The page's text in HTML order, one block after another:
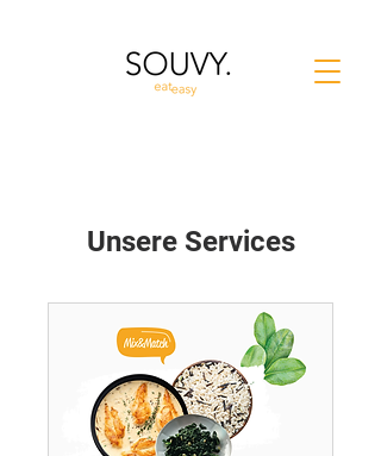
Unsere Services